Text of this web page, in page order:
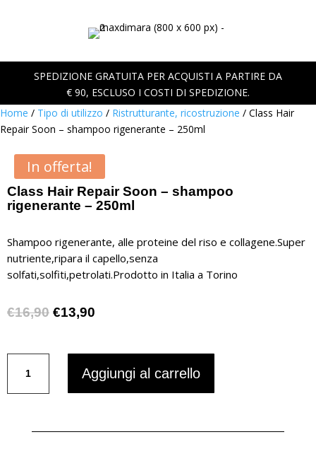
SPEDIZIONE GRATUITA PER ACQUISTI A PARTIRE DA
€ 90, ESCLUSO I COSTI DI SPEDIZIONE.
Home / Tipo di utilizzo / Ristrutturante, ricostruzione / Class Hair
Repair Soon – shampoo rigenerante – 250ml
In offerta!
Class Hair Repair Soon – shampoo
rigenerante – 250ml
Shampoo rigenerante, alle proteine del riso e collagene.Super
nutriente,ripara il capello,senza
solfati,solfiti,petrolati.Prodotto in Italia a Torino
€16,90 Il
€16,90.
€13,90
€13,90.
Hair
Repair
Aggiungi al carrello